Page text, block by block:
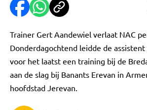
Trainer Gert Aandewiel verlaat NAC
Donderdagochtend leidde de assistent
voor het laatst een training bij de
aan de slag bij Banants Erevan in
hoofdstad Jerevan.